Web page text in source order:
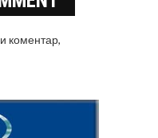
коментар,